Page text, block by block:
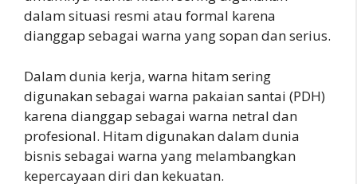
dalam situasi resmi atau formal karena
dianggap sebagai warna yang sopan dan serius.
Dalam dunia kerja, warna hitam sering
digunakan sebagai warna pakaian santai (PDH)
karena dianggap sebagai warna netral dan
profesional. Hitam digunakan dalam dunia
bisnis sebagai warna yang melambangkan
kepercayaan diri dan kekuatan.